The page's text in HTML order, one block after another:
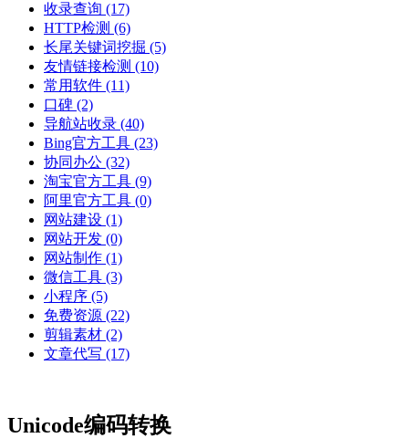
收录查询 (17)
HTTP检测 (6)
长尾关键词挖掘 (5)
友情链接检测 (10)
常用软件 (11)
口碑 (2)
导航站收录 (40)
Bing官方工具 (23)
协同办公 (32)
淘宝官方工具 (9)
阿里官方工具 (0)
网站建设 (1)
网站开发 (0)
网站制作 (1)
微信工具 (3)
小程序 (5)
免费资源 (22)
剪辑素材 (2)
文章代写 (17)
Unicode编码转换